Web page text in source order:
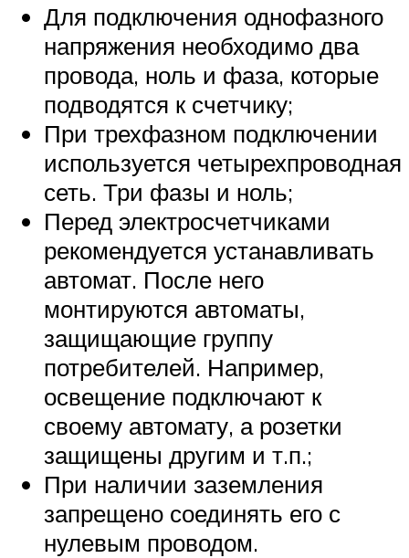
Для подключения однофазного
напряжения необходимо два
провода, ноль и фаза, которые
подводятся к счетчику;
При трехфазном подключении
используется четырехпроводная
сеть. Три фазы и ноль;
Перед электросчетчиками
рекомендуется устанавливать
автомат. После него
монтируются автоматы,
защищающие группу
потребителей. Например,
освещение подключают к
своему автомату, а розетки
защищены другим и т.п.;
При наличии заземления
запрещено соединять его с
нулевым проводом.